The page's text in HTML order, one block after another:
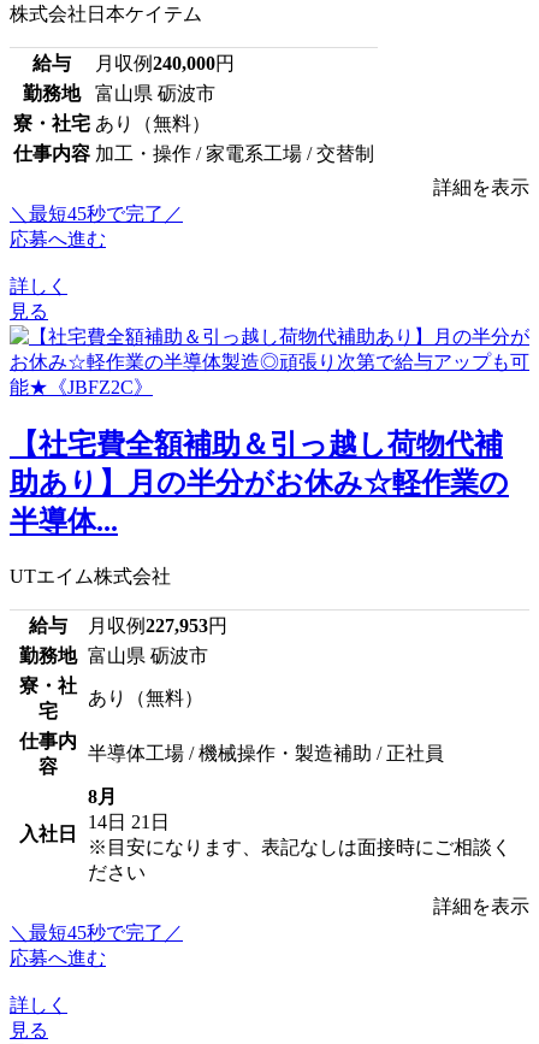
株式会社日本ケイテム
給与 月収例240,000円
勤務地
富山県 砺波市
寮・社宅 あり（無料）
仕事内容 加工・操作 / 家電系工場 / 交替制
詳細を表示
＼最短45秒で完了／
応募へ進む
詳しく
見る
【社宅費全額補助＆引っ越し荷物代補
助あり】月の半分がお休み☆軽作業の
半導体...
UTエイム株式会社
給与 月収例227,953円
勤務地 富山県 砺波市
寮・社
宅
あり（無料）
仕事内
容
半導体工場 / 機械操作・製造補助 / 正社員
入社日
8月
14日 21日
※目安になります、表記なしは面接時にご相談く
ださい
詳細を表示
＼最短45秒で完了／
応募へ進む
詳しく
見る